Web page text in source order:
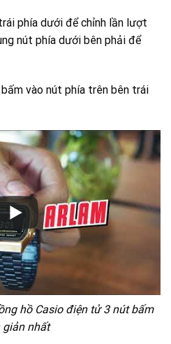
phía dưới để chỉnh lần lượt
nút phía dưới bên phải để
vào nút phía trên bên trái
hồ Casio điện tử 3 nút bấm
giản nhất